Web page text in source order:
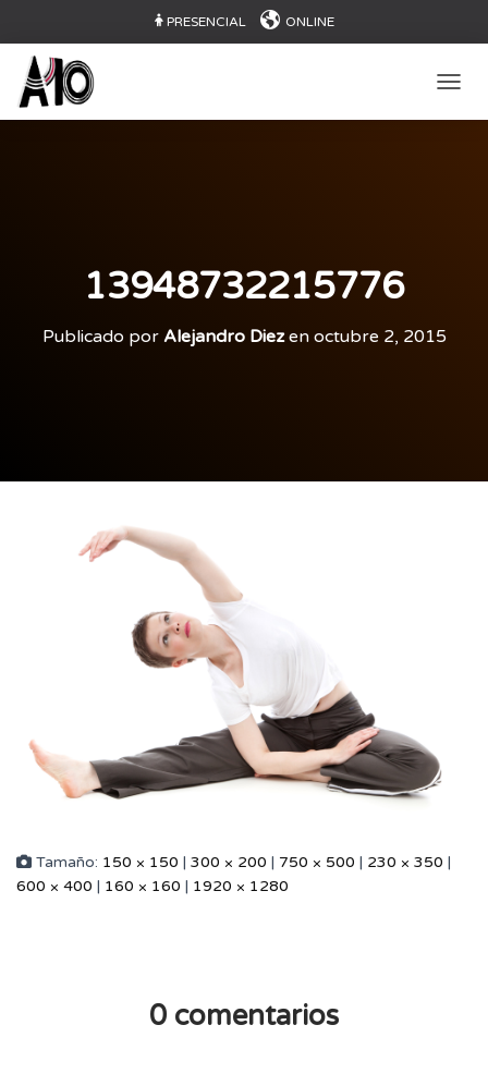
PRESENCIAL ONLINE
13948732215776
Publicado por Alejandro Diezen octubre 2, 2015
Tamaño: 150 × 150 | 300 × 200 | 750 × 500 | 230 × 350 |
600 × 400 | 160 × 160 | 1920 × 1280
0 comentarios